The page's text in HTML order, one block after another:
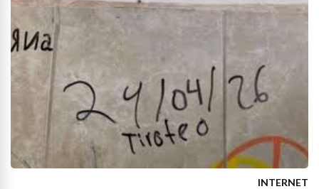
INTERNET